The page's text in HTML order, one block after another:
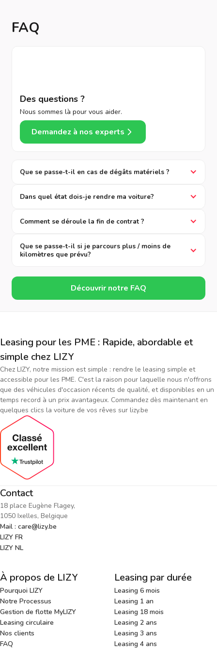
FAQ
Des questions ?
Nous sommes là pour vous aider.
Demandez à nos experts
Que se passe-t-il en cas de dégâts matériels ?
Dans quel état dois-je rendre ma voiture?
Comment se déroule la fin de contrat ?
Que se passe-t-il si je parcours plus / moins de
kilomètres que prévu?
Découvrir notre FAQ
Leasing pour les PME : Rapide, abordable et
simple chez LIZY
Chez LIZY, notre mission est simple : rendre le leasing simple et
accessible pour les PME. C'est la raison pour laquelle nous n'offrons
que des véhicules d'occasion récents de qualité, et disponibles en un
temps record à un prix avantageux. Commandez dès maintenant en
quelques clics la voiture de vos rêves sur lizy.be
Contact
18 place Eugène Flagey,
1050 Ixelles, Belgique
Mail : care@lizy.be
LIZY FR
LIZY NL
À propos de LIZY
Pourquoi LIZY
Notre Processus
Gestion de flotte MyLIZY
Leasing circulaire
Nos clients
FAQ
Leasing par durée
Leasing 6 mois
Leasing 1 an
Leasing 18 mois
Leasing 2 ans
Leasing 3 ans
Leasing 4 ans